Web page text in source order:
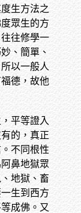
生方法之
眾生的方
往修學一
、簡單、
以一般人
德，故他
平等證入
的，真正
不同根性
鼻地獄眾
地獄、畜
生到西方
成佛。又